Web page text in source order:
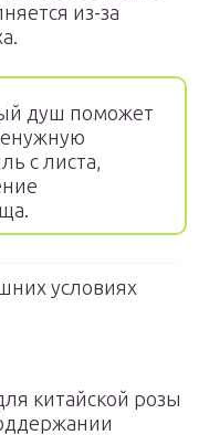
из-за
душ поможет
с листа,
условиях
китайской розы